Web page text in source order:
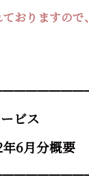
おりますので
ビス
6月分概要